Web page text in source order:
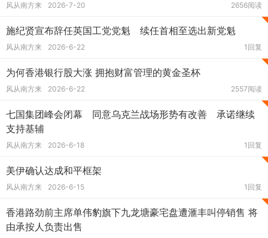
风从南方来 2026-7-20 2656阅读
施纪贤宣布辞任英国工党党魁 续任首相至选出新党魁
风从南方来 2026-6-22 1回复
为何香港银行股大涨 拥抱财富管理的黄金圣杯
风从南方来 2026-6-22 2557阅读
七国集团峰会闭幕 同意乌克兰战场形势有改善 承诺继续
支持基辅
风从南方来 2026-6-18 1回复
美伊确认达成和平框架
风从南方来 2026-6-15 1回复
香港路劲前主席单伟豹旗下九龙塘豪宅盘遭滙丰叫停销售 将
由承按人负责出售